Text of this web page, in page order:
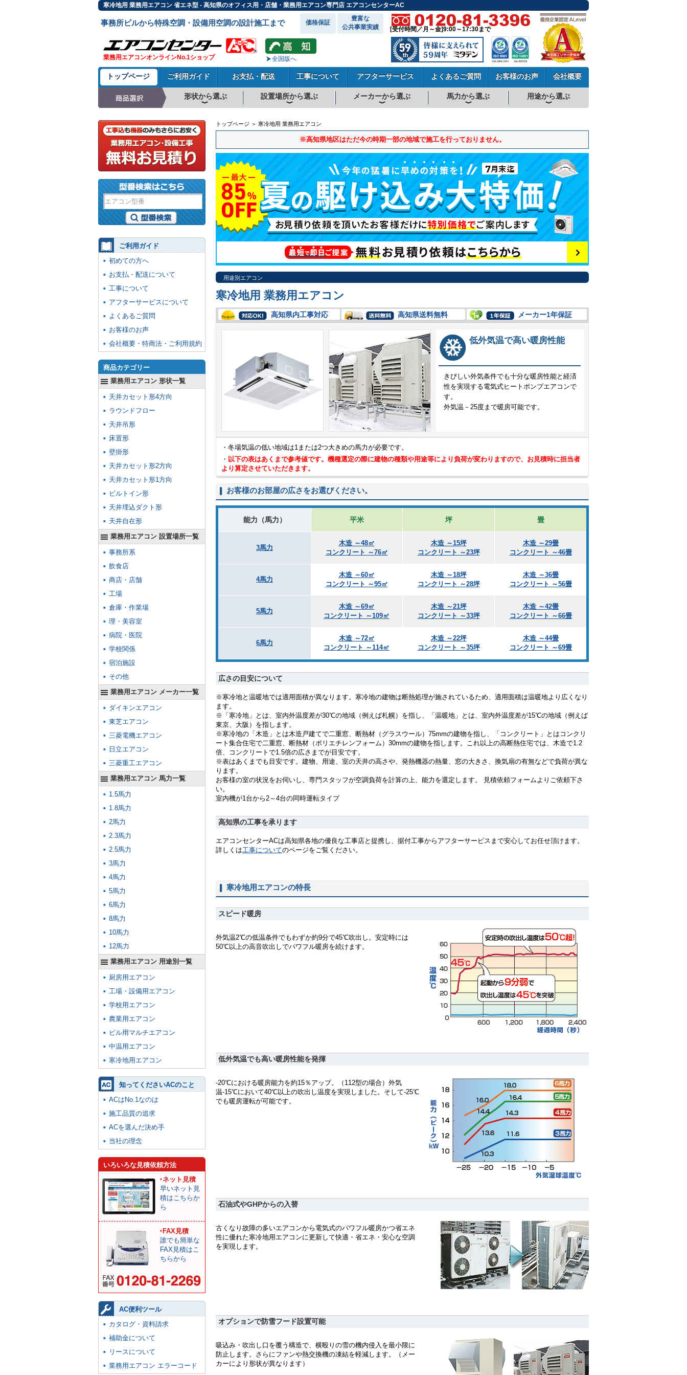
寒冷地用 業務用エアコン 省エネ型 - 高知県のオフィス用・店舗・業務用エアコン専門店 エアコンセンターAC
事務所ビルから特殊空調・設備用空調の設計施工まで 価格保証
豊富な
公共事業実績
業務用エアコンオンラインNo.1ショップ 全国版へ
[受付時間／月～金]9:00～17:30まで
トップページ ご利用ガイド お支払・配送 工事について アフターサービス よくあるご質問 お客様のお声 会社概要
形状から選ぶ 設置場所から選ぶ メーカーから選ぶ 馬力から選ぶ 用途から選ぶ
トップページ ＞ 寒冷地用 業務用エアコン
※高知県地区はただ今の時期一部の地域で施工を行っておりません。
用途別エアコン
寒冷地用 業務用エアコン
高知県内工事対応 高知県送料無料 メーカー1年保証
低外気温で高い暖房性能
きびしい外気条件でも十分な暖房性能と経済
性を実現する電気式ヒートポンプエアコンで
す。
外気温－25度まで暖房可能です。
・冬場気温の低い地域は1または2つ大きめの馬力が必要です。
・ 以下の表はあくまで参考値です。機種選定の際に建物の種類や用途等により負荷が変わりますので、お見積時に担当者
より算定させていただきます。
お客様のお部屋の広さをお選びください。
能力（馬力） 平米 坪 畳
3馬力
木造 ～48㎡
コンクリート ～76㎡
木造 ～15坪
コンクリート ～23坪
木造 ～29畳
コンクリート ～46畳
4馬力
木造 ～60㎡
コンクリート ～95㎡
木造 ～18坪
コンクリート ～28坪
木造 ～36畳
コンクリート ～56畳
5馬力
木造 ～69㎡
コンクリート ～109㎡
木造 ～21坪
コンクリート ～33坪
木造 ～42畳
コンクリート ～66畳
6馬力
木造 ～72㎡
コンクリート ～114㎡
木造 ～22坪
コンクリート ～35坪
木造 ～44畳
コンクリート ～69畳
広さの目安について
※寒冷地と温暖地では適用面積が異なります。寒冷地の建物は断熱処理が施されているため、適用面積は温暖地より広くなり
ます。
※「寒冷地」とは、室内外温度差が30℃の地域（例えば札幌）を指し、「温暖地」とは、室内外温度差が15℃の地域（例えば
東京、大阪）を指します。
※寒冷地の「木造」とは木造戸建てで二重窓、断熱材（グラスウール）75mmの建物を指し、「コンクリート」とはコンクリ
ート集合住宅で二重窓、断熱材（ポリエチレンフォーム）30mmの建物を指します。これ以上の高断熱住宅では、木造で1.2
倍、コンクリートで1.5倍の広さまでが目安です。
※表はあくまでも目安です。建物、用途、室の天井の高さや、発熱機器の熱量、窓の大きさ、換気扇の有無などで負荷が異な
ります。
お客様の室の状況をお伺いし、専門スタッフが空調負荷を計算の上、能力を選定します。 見積依頼フォームよりご依頼下さ
い。
室内機が1台から2～4台の同時運転タイプ
高知県の工事を承ります
エアコンセンターACは高知県各地の優良な工事店と提携し、据付工事からアフターサービスまで安心してお任せ頂けます。
詳しくは工事についてのページをご覧ください。
寒冷地用エアコンの特長
スピード暖房
外気温2℃の低温条件でもわずか約9分で45℃吹出し。安定時には
50℃以上の高音吹出しでパワフル暖房を続けます。
低外気温でも高い暖房性能を発揮
-20℃における暖房能力を約15％アップ。（112型の場合）外気
温-15℃において40℃以上の吹出し温度を実現しました。そして-25℃
でも暖房運転が可能です。
石油式やGHPからの入替
古くなり故障の多いエアコンから電気式のパワフル暖房かつ省エネ
性に優れた寒冷地用エアコンに更新して快適・省エネ・安心な空調
を実現します。
オプションで防雪フード設置可能
吸込み・吹出し口を覆う構造で、横殴りの雪の機内侵入を最小限に
防止します。さらにファンや熱交換機の凍結を軽減します。（メー
カーにより形状が異なります）
ご利用ガイド
初めての方へ
お支払・配送について
工事について
アフターサービスについて
よくあるご質問
お客様のお声
会社概要・特商法・ご利用規約
商品カテゴリー
業務用エアコン 形状一覧
天井カセット形4方向
ラウンドフロー
天井吊形
床置形
壁掛形
天井カセット形2方向
天井カセット形1方向
ビルトイン形
天井埋込ダクト形
天井自在形
業務用エアコン 設置場所一覧
事務所系
飲食店
商店・店舗
工場
倉庫・作業場
理・美容室
病院・医院
学校関係
宿泊施設
その他
業務用エアコン メーカー一覧
ダイキンエアコン
東芝エアコン
三菱電機エアコン
日立エアコン
三菱重工エアコン
業務用エアコン 馬力一覧
1.5馬力
1.8馬力
2馬力
2.3馬力
2.5馬力
3馬力
4馬力
5馬力
6馬力
8馬力
10馬力
12馬力
業務用エアコン 用途別一覧
厨房用エアコン
工場・設備用エアコン
学校用エアコン
農業用エアコン
ビル用マルチエアコン
中温用エアコン
寒冷地用エアコン
知ってくださいACのこと
ACはNo.1なのは
施工品質の追求
ACを選んだ決め手
当社の理念
いろいろな見積依頼方法
ネット見積
早いネット見
積はこちらか
ら
FAX見積
誰でも簡単な
FAX見積はこ
ちらから
AC便利ツール
カタログ・資料請求
補助金について
リースについて
業務用エアコン エラーコード